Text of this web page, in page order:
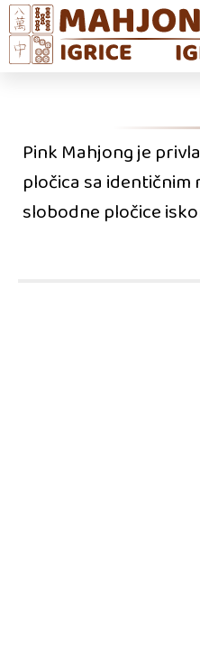
Pink Mahjong je
pločica sa
slobodne pločice